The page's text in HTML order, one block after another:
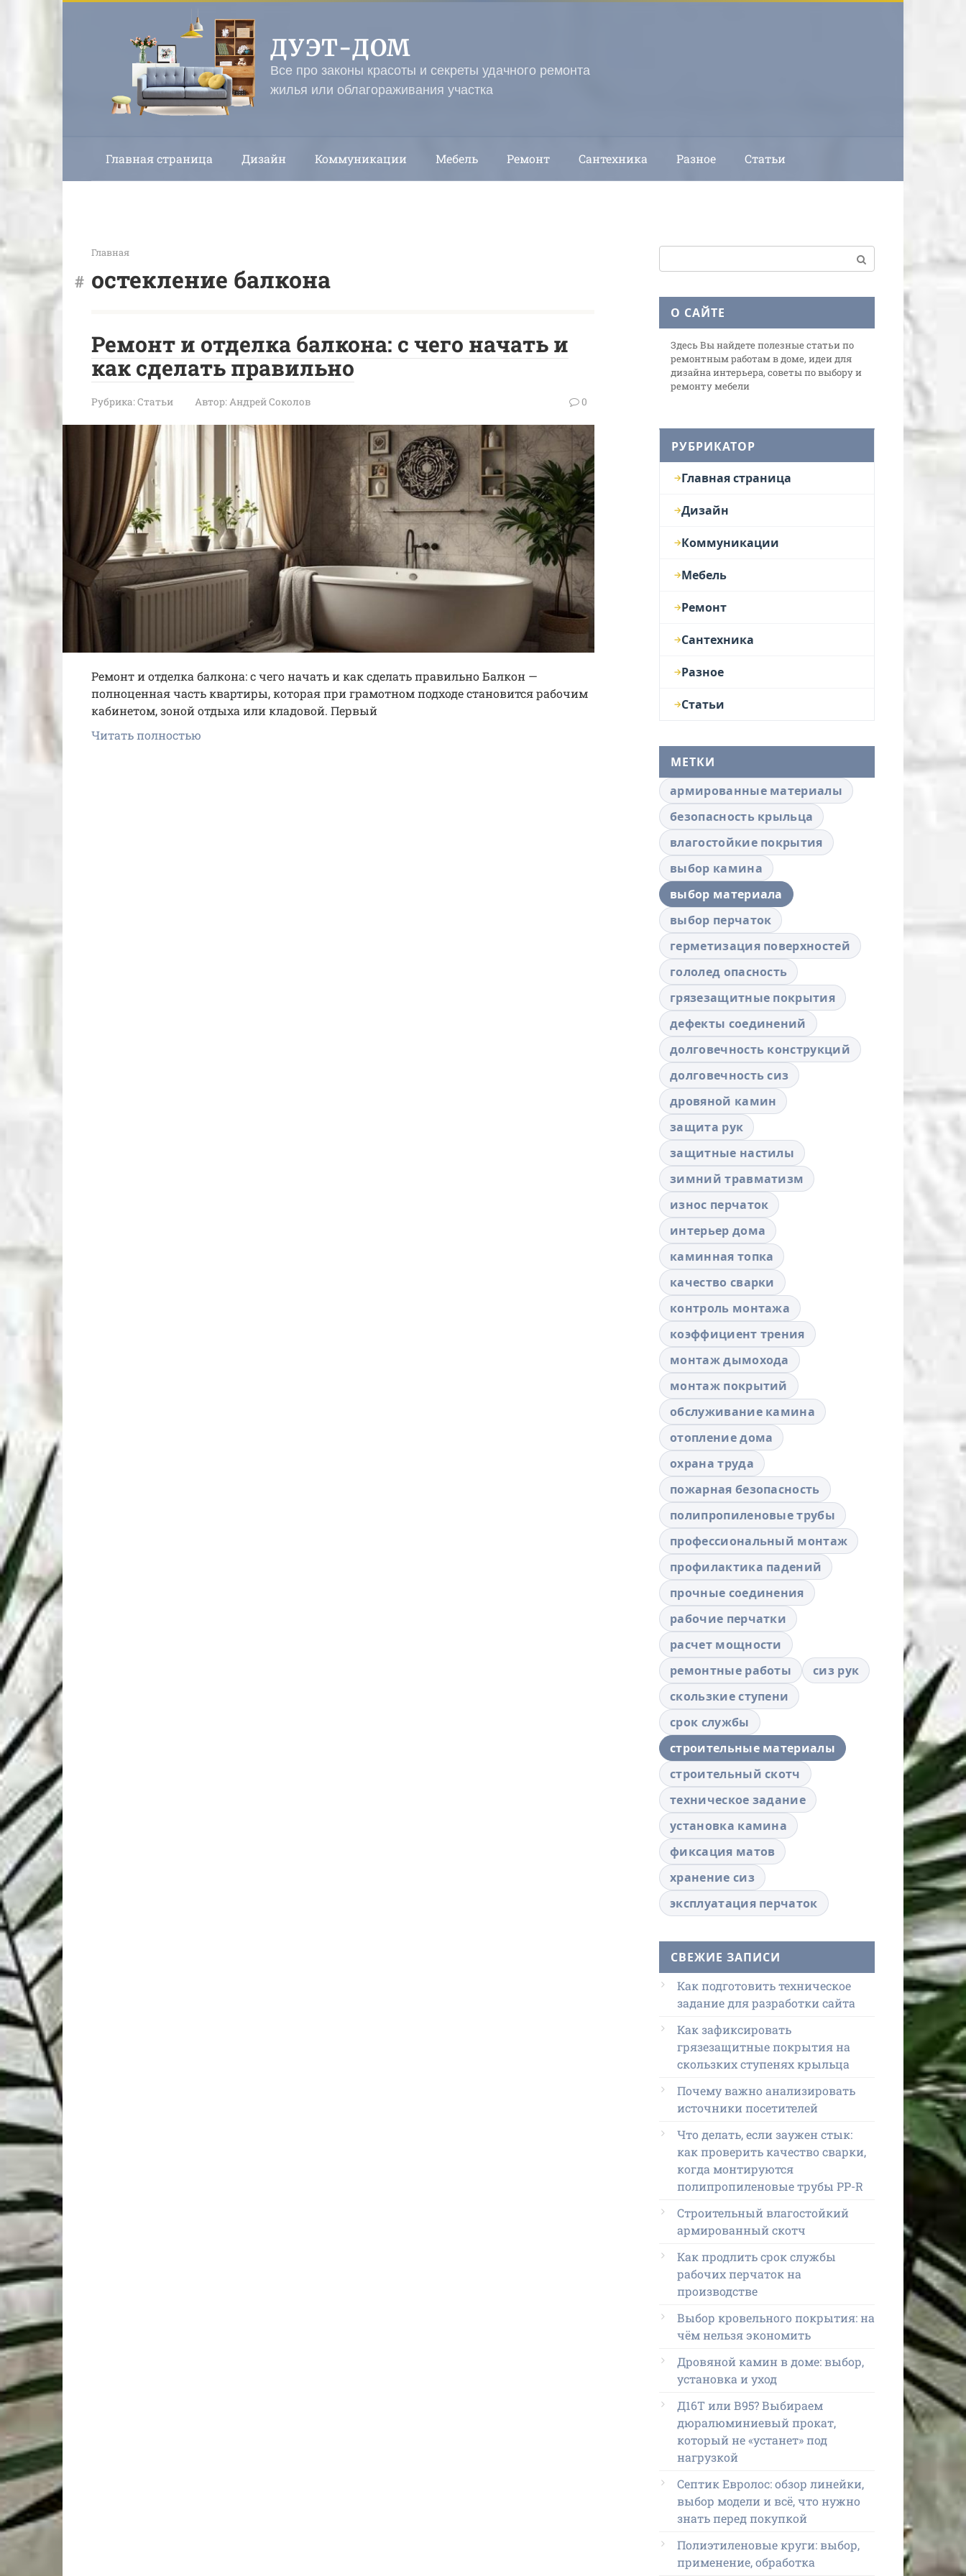
ДУЭТ-ДОМ
Все про законы красоты и секреты удачного ремонта
жилья или облагораживания участка
Главная страница Дизайн Коммуникации Мебель Ремонт Сантехника Разное Статьи
Главная
остекление балкона
Ремонт и отделка балкона: с чего начать и
как сделать правильно
Рубрика:Статьи Автор:Андрей Соколов 0
Ремонт и отделка балкона: с чего начать и как сделать правильно Балкон —
полноценная часть квартиры, которая при грамотном подходе становится рабочим
кабинетом, зоной отдыха или кладовой. Первый
Читать полностью
О САЙТЕ
Здесь Вы найдете полезные статьи по
ремонтным работам в доме, идеи для
дизайна интерьера, советы по выбору и
ремонту мебели
РУБРИКАТОР
Главная страница
Дизайн
Коммуникации
Мебель
Ремонт
Сантехника
Разное
Статьи
МЕТКИ
армированные материалы
безопасность крыльца
влагостойкие покрытия
выбор камина
выбор материала
выбор перчаток
герметизация поверхностей
гололед опасность
грязезащитные покрытия
дефекты соединений
долговечность конструкций
долговечность сиз
дровяной камин
защита рук
защитные настилы
зимний травматизм
износ перчаток
интерьер дома
каминная топка
качество сварки
контроль монтажа
коэффициент трения
монтаж дымохода
монтаж покрытий
обслуживание камина
отопление дома
охрана труда
пожарная безопасность
полипропиленовые трубы
профессиональный монтаж
профилактика падений
прочные соединения
рабочие перчатки
расчет мощности
ремонтные работы
сиз рук
скользкие ступени
срок службы
строительные материалы
строительный скотч
техническое задание
установка камина
фиксация матов
хранение сиз
эксплуатация перчаток
СВЕЖИЕ ЗАПИСИ
Как подготовить техническое
задание для разработки сайта
Как зафиксировать
грязезащитные покрытия на
скользких ступенях крыльца
Почему важно анализировать
источники посетителей
Что делать, если заужен стык:
как проверить качество сварки,
когда монтируются
полипропиленовые трубы PP-R
Строительный влагостойкий
армированный скотч
Как продлить срок службы
рабочих перчаток на
производстве
Выбор кровельного покрытия: на
чём нельзя экономить
Дровяной камин в доме: выбор,
установка и уход
Д16Т или В95? Выбираем
дюралюминиевый прокат,
который не «устанет» под
нагрузкой
Септик Евролос: обзор линейки,
выбор модели и всё, что нужно
знать перед покупкой
Полиэтиленовые круги: выбор,
применение, обработка